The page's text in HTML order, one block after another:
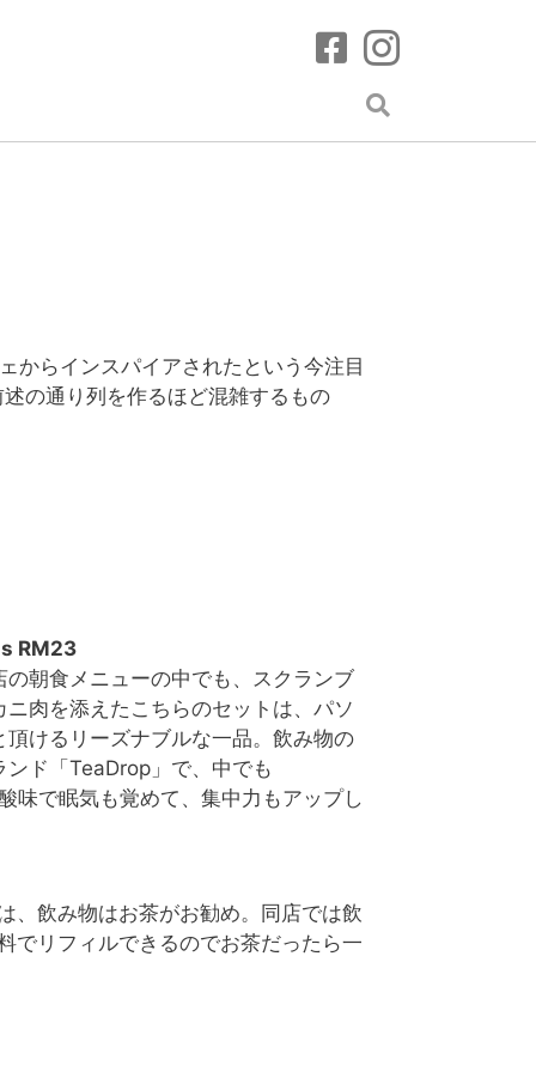
からインスパイアされたという今注目
の通り列を作るほど混雑するもの
RM23
朝食メニューの中でも、スクランブ
肉を添えたこちらのセットは、パソ
けるリーズナブルな一品。飲み物の
ド「TeaDrop」で、中でも
味で眠気も覚めて、集中力もアップし
、飲み物はお茶がお勧め。同店では飲
でリフィルできるのでお茶だったら一